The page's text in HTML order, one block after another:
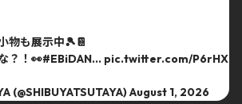
物も展示中🎾📔
？！👀#EBiDAN… pic.twitter.com/P6rHX
(@SHIBUYATSUTAYA)August 1, 2026